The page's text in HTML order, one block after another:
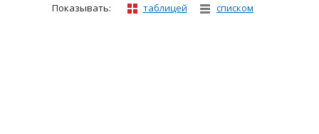
Показывать: таблицей списком